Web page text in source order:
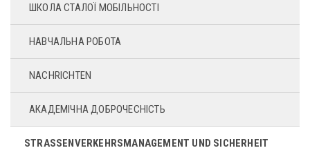
ШКОЛА СТАЛОЇ МОБІЛЬНОСТІ
НАВЧАЛЬНА РОБОТА
NACHRICHTEN
АКАДЕМІЧНА ДОБРОЧЕСНІСТЬ
STRASSENVERKEHRSMANAGEMENT UND SICHERHEIT